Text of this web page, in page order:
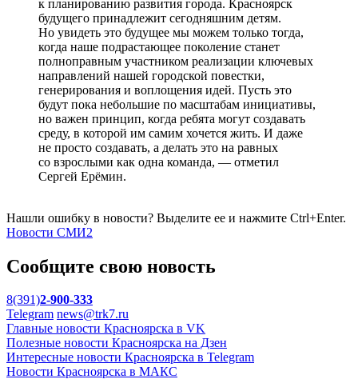
к планированию развития города. Красноярск
будущего принадлежит сегодняшним детям.
Но увидеть это будущее мы можем только тогда,
когда наше подрастающее поколение станет
полноправным участником реализации ключевых
направлений нашей городской повестки,
генерирования и воплощения идей. Пусть это
будут пока небольшие по масштабам инициативы,
но важен принцип, когда ребята могут создавать
среду, в которой им самим хочется жить. И даже
не просто создавать, а делать это на равных
со взрослыми как одна команда, — отметил
Сергей Ерёмин.
Нашли ошибку в новости? Выделите ее и нажмите Ctrl+Enter.
Новости СМИ2
Сообщите свою новость
8(391)2-900-333
Telegram news@trk7.ru
Главные новости Красноярска в VK
Полезные новости Красноярска на Дзен
Интересные новости Красноярска в Telegram
Новости Красноярска в МАКС